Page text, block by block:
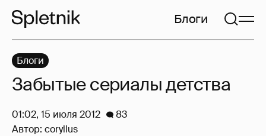
Блоги
Блоги
Забытые сериалы детства
01:02, 15 июля 2012
83
Автор: coryllus